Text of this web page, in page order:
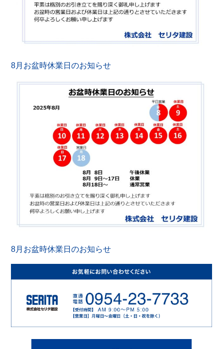
8月お盆時休業日のお知らせ
8月お盆時休業日のお知らせ